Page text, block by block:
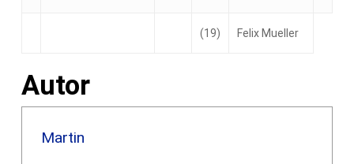
(19) Felix Mueller
Autor
Martin